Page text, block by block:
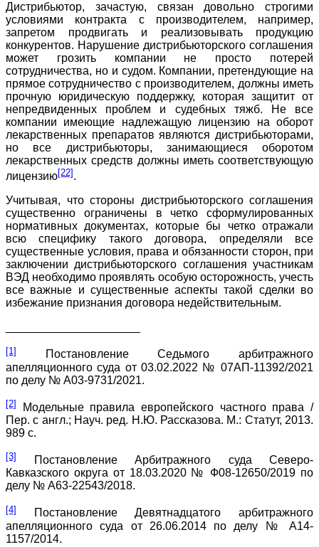
Дистрибьютор, зачастую, связан довольно строгими
условиями контракта с производителем, например,
запретом продвигать и реализовывать продукцию
конкурентов. Нарушение дистрибьюторского соглашения
может грозить компании не просто потерей
сотрудничества, но и судом. Компании, претендующие на
прямое сотрудничество с производителем, должны иметь
прочную юридическую поддержку, которая защитит от
непредвиденных проблем и судебных тяжб. Не все
компании имеющие надлежащую лицензию на оборот
лекарственных препаратов являются дистрибьюторами,
но все дистрибьюторы, занимающиеся оборотом
лекарственных средств должны иметь соответствующую
лицензию[22] .
Учитывая, что стороны дистрибьюторского соглашения
существенно ограничены в четко сформулированных
нормативных документах, которые бы четко отражали
всю специфику такого договора, определяли все
существенные условия, права и обязанности сторон, при
заключении дистрибьюторского соглашения участникам
ВЭД необходимо проявлять особую осторожность, учесть
все важные и существенные аспекты такой сделки во
избежание признания договора недействительным.
[1]
Постановление Седьмого арбитражного
апелляционного суда от 03.02.2022 № 07АП-11392/2021
по делу № А03-9731/2021.
[2]
Модельные правила европейского частного права /
Пер. с англ.; Науч. ред. Н.Ю. Рассказова. М.: Статут, 2013.
989 с.
[3]
Постановление Арбитражного суда Северо-
Кавказского округа от 18.03.2020 № Ф08-12650/2019 по
делу № А63-22543/2018.
[4]
Постановление Девятнадцатого арбитражного
апелляционного суда от 26.06.2014 по делу № А14-
1157/2014.